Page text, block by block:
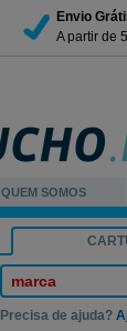
Envio
A partir de
QUEM SOMOS
marca
Precisa de ajuda?